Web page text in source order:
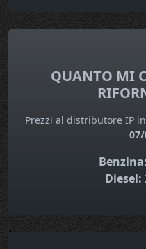
QUANTO MI
Prezzi al distributore IP
Benzina:
Diesel: